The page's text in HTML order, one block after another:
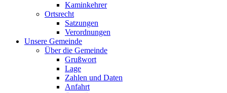
Kaminkehrer
Ortsrecht
Satzungen
Verordnungen
Unsere Gemeinde
Über die Gemeinde
Grußwort
Lage
Zahlen und Daten
Anfahrt